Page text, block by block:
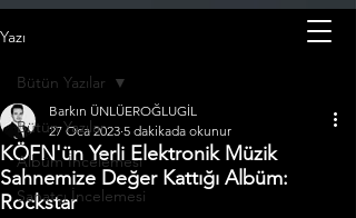
Yazı
Bütün Yazılar
Albüm İncelemesi
Sanatçı İncelemesi
Bütün Yazılar
KÖFN'ün Yerli Elektronik Müzik
Sahnemize Değer Kattığı Albüm:
Rockstar
Barkın ÜNLÜEROĞLUGİL
27 Oca 2023 5 dakikada okunur